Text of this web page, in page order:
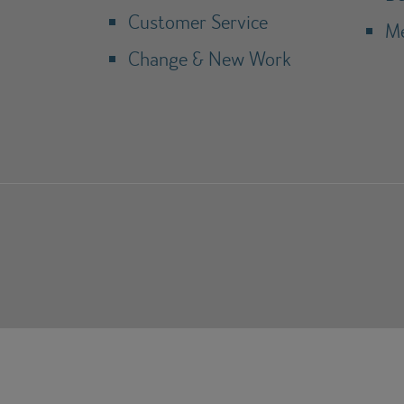
Customer Service
Change & New Work